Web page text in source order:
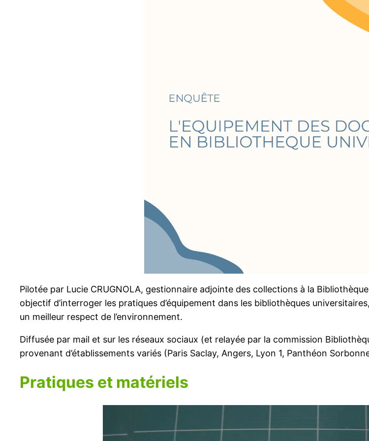
Pilotée par Lucie CRUGNOLA, gestionnaire adjointe des collections à la
objectif d’interroger les pratiques d’équipement dans les bibliothèques
un meilleur respect de l’environnement.
Diffusée par mail et sur les réseaux sociaux (et relayée par la commission
provenant d’établissements variés (Paris Saclay, Angers, Lyon 1, Panthéon
Pratiques et matériels